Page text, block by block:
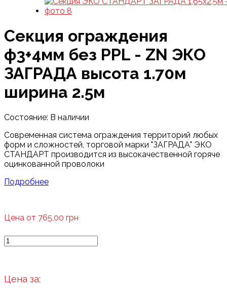
Секция ограждения
ф3+4мм без PPL - ZN ЭКО
ЗАГРАДА высота 1.70м
ширина 2.5м
Состояние: В наличии
Современная система ограждения территорий любых
форм и сложностей, торговой марки "ЗАГРАДА" ЭКО
СТАНДАРТ производится из высокачественной горяче
оцинкованной проволоки
Подробнее
Цена от 765,00 грн
Цена за: